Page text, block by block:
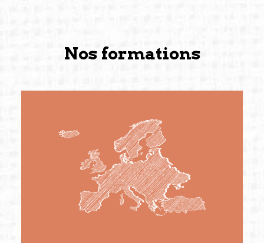
Nos formations